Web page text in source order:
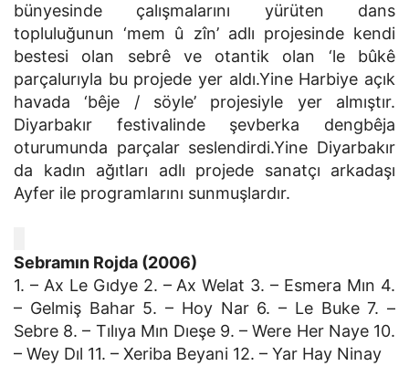
bünyesinde çalışmalarını yürüten dans
topluluğunun ‘mem û zîn’ adlı projesinde kendi
bestesi olan sebrê ve otantik olan ‘le bûkê
parçalurıyla bu projede yer aldı.Yine Harbiye açık
havada ‘bêje / söyle’ projesiyle yer almıştır.
Diyarbakır festivalinde şevberka dengbêja
oturumunda parçalar seslendirdi.Yine Diyarbakır
da kadın ağıtları adlı projede sanatçı arkadaşı
Ayfer ile programlarını sunmuşlardır.
Sebramın Rojda (2006)
1. – Ax Le Gıdye 2. – Ax Welat 3. – Esmera Mın 4.
– Gelmiş Bahar 5. – Hoy Nar 6. – Le Buke 7. –
Sebre 8. – Tılıya Mın Dıeşe 9. – Were Her Naye 10.
– Wey Dıl 11. – Xeriba Beyani 12. – Yar Hay Ninay